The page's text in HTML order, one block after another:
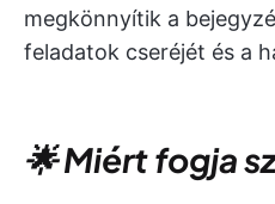
megkönnyítik a
feladatok cseréjét és a
🌟 Miért fogja